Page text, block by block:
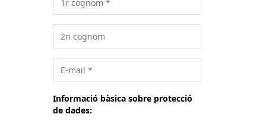
Informació bàsica sobre protecció
de dades: